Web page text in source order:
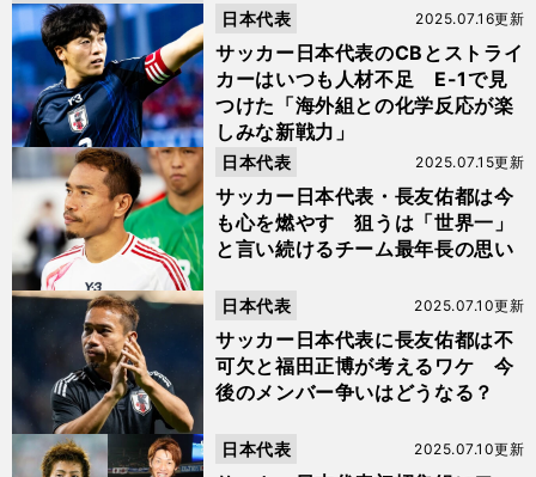
サッカー日本代表のCBとストライ
カーはいつも人材不足 E-1で見
つけた「海外組との化学反応が楽
しみな新戦力」
2025.07.16更新
日本代表
サッカー日本代表・長友佑都は今
も心を燃やす 狙うは「世界一」
と言い続けるチーム最年長の思い
2025.07.15更新
日本代表
サッカー日本代表に長友佑都は不
可欠と福田正博が考えるワケ 今
後のメンバー争いはどうなる？
2025.07.10更新
日本代表
2025.07.10更新
日本代表